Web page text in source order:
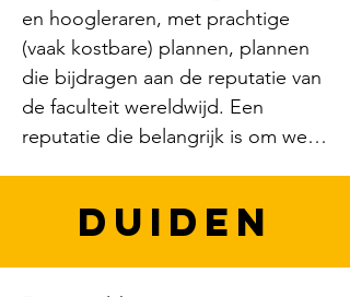
en hoogleraren, met prachtige
(vaak kostbare) plannen, plannen
die bijdragen aan de reputatie van
de faculteit wereldwijd. Een
reputatie die belangrijk is om weer
universiteit duurzaam te
duiden